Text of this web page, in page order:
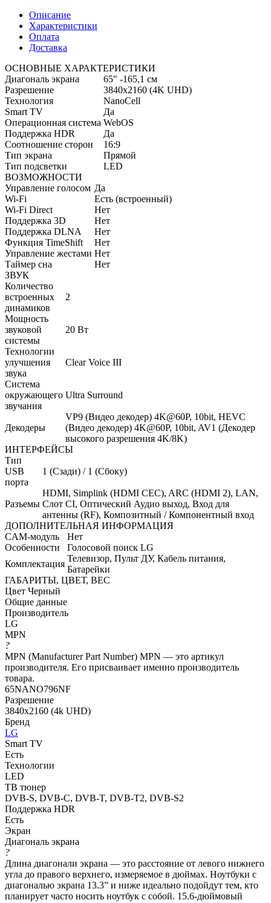
Описание
Характеристики
Оплата
Доставка
ОСНОВНЫЕ ХАРАКТЕРИСТИКИ
Диагональ экрана
65″ -165,1 см
Разрешение
3840x2160 (4K UHD)
Технология
NanoCell
Smart TV
Да
Операционная система WebOS
Поддержка HDR
Да
Соотношение сторон
16:9
Тип экрана
Прямой
Тип подсветки
LED
ВОЗМОЖНОСТИ
Управление голосом Да
Wi-Fi
Есть (встроенный)
Wi-Fi Direct
Нет
Поддержка 3D
Нет
Поддержка DLNA
Нет
Функция TimeShift
Нет
Управление жестами Нет
Таймер сна
Нет
ЗВУК
Количество
встроенных
динамиков
2
Мощность
звуковой
системы
20 Вт
Технологии
улучшения
звука
Clear Voice III
Система
окружающего
звучания
Ultra Surround
Декодеры
VP9 (Видео декодер) 4K@60P, 10bit, HEVC
(Видео декодер) 4K@60P, 10bit, AV1 (Декодер
высокого разрешения 4K/8K)
ИНТЕРФЕЙСЫ
Тип
USB
порта
1 (Сзади) / 1 (Сбоку)
Разъемы
HDMI, Simplink (HDMI CEC), ARC (HDMI 2), LAN,
Слот CI, Оптический Аудио выход, Вход для
антенны (RF), Композитный / Компонентный вход
ДОПОЛНИТЕЛЬНАЯ ИНФОРМАЦИЯ
CAM-модуль
Нет
Особенности
Голосовой поиск LG
Комплектация
Телевизор, Пульт ДУ, Кабель питания,
Батарейки
ГАБАРИТЫ, ЦВЕТ, ВЕС
Цвет Черный
Общие данные
Производитель
LG
MPN
?
MPN (Manufacturer Part Number) MPN — это артикул
производителя. Его присваивает именно производитель
товара.
65NANO796NF
Разрешение
3840x2160 (4k UHD)
Бренд
LG
Smart TV
Есть
Технологии
LED
ТВ тюнер
DVB-S, DVB-C, DVB-T, DVB-T2, DVB-S2
Поддержка HDR
Есть
Экран
Диагональ экрана
?
Длина диагонали экрана — это расстояние от левого нижнего
угла до правого верхнего, измеряемое в дюймах. Ноутбуки с
диагональю экрана 13.3” и ниже идеально подойдут тем, кто
планирует часто носить ноутбук с собой. 15.6-дюймовый